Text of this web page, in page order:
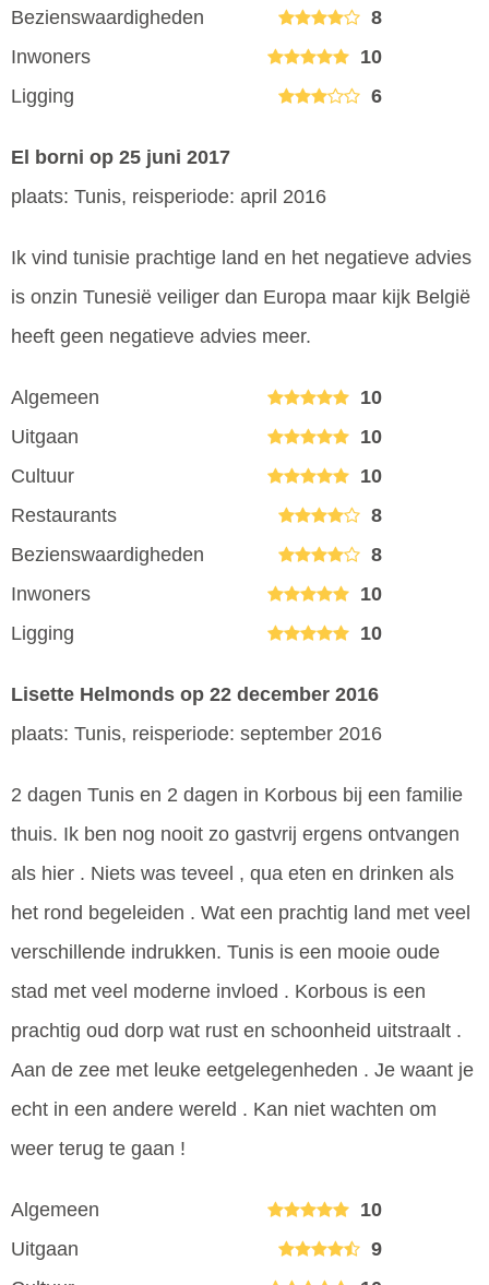
Bezienswaardigheden
8
Inwoners
10
Ligging
6
El borni op 25 juni 2017
plaats: Tunis, reisperiode: april 2016
Ik vind tunisie prachtige land en het negatieve advies
is onzin Tunesië veiliger dan Europa maar kijk België
heeft geen negatieve advies meer.
Algemeen
10
Uitgaan
10
Cultuur
10
Restaurants
8
Bezienswaardigheden
8
Inwoners
10
Ligging
10
Lisette Helmonds op 22 december 2016
plaats: Tunis, reisperiode: september 2016
2 dagen Tunis en 2 dagen in Korbous bij een familie
thuis. Ik ben nog nooit zo gastvrij ergens ontvangen
als hier . Niets was teveel , qua eten en drinken als
het rond begeleiden . Wat een prachtig land met veel
verschillende indrukken. Tunis is een mooie oude
stad met veel moderne invloed . Korbous is een
prachtig oud dorp wat rust en schoonheid uitstraalt .
Aan de zee met leuke eetgelegenheden . Je waant je
echt in een andere wereld . Kan niet wachten om
weer terug te gaan !
Algemeen
10
Uitgaan
9